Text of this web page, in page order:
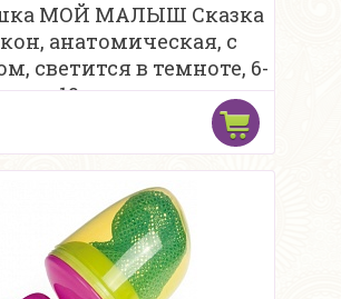
МОЙ МАЛЫШ Сказка
анатомическая, с
светится в темноте, 6-
12 мес